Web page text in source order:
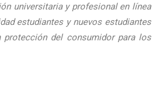
universitaria y profesional en línea
estudiantes y nuevos estudiantes
del consumidor para los